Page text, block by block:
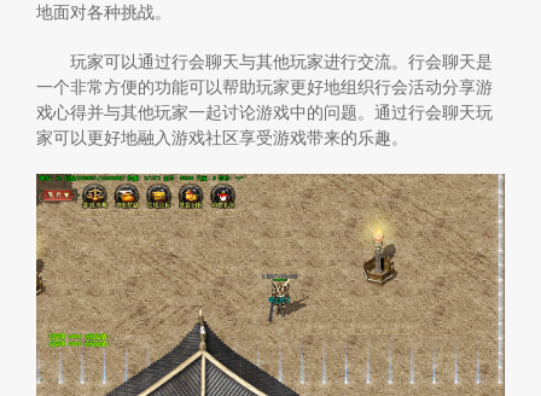
地面对各种挑战。
玩家可以通过行会聊天与其他玩家进行交流。行会聊天是
一个非常方便的功能可以帮助玩家更好地组织行会活动分享游
戏心得并与其他玩家一起讨论游戏中的问题。通过行会聊天玩
家可以更好地融入游戏社区享受游戏带来的乐趣。